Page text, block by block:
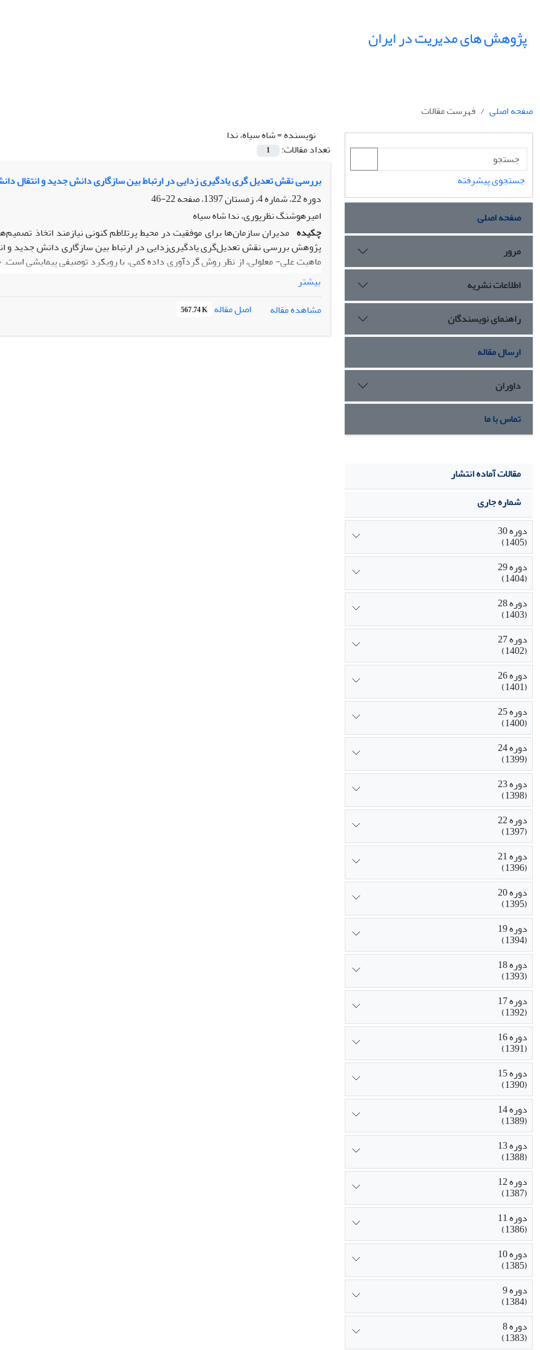
پژوهش های مدیریت در ایران
صفحه اصلی
فهرست مقالات
نویسنده =شاه سیاه، ندا
تعداد مقالات:
1
بررسی نقش تعدیل گری یادگیری زدایی در ارتباط بین سازگاری دانش جدید و انتقال
دوره 22، شماره 4، زمستان 1397، صفحه
22-46
امیرهوشنگ نظرپوری، ندا شاه سیاه
چکیده مدیران سازمان‌ها برای موفقیت در محیط پرتلاطم کنونی نیازمند اتخاذ
پژوهش بررسی نقش تعدیل‌گری یادگیری‌زدایی در ارتباط بین سازگاری دانش جدید و
ماهیت علی- معلولی، از نظر روش گرد‌آوری داده کمی، با رویکرد توصیفی پیمایشی
انتقال دانش و ابعاد آن (به جز بعد عدم پذیرش) تأثیر مثبت و معناداری دارد. همچنین
و انتقال دانش دارد.
بیشتر
مشاهده مقاله
اصل مقاله 567.74 K
جستجوی پیشرفته
صفحه اصلی
مرور
اطلاعات نشریه
راهنمای نویسندگان
ارسال مقاله
داوران
تماس با ما
مقالات آماده انتشار
شماره جاری
دوره 30
(1405)
دوره 29
(1404)
دوره 28
(1403)
دوره 27
(1402)
دوره 26
(1401)
دوره 25
(1400)
دوره 24
(1399)
دوره 23
(1398)
دوره 22
(1397)
دوره 21
(1396)
دوره 20
(1395)
دوره 19
(1394)
دوره 18
(1393)
دوره 17
(1392)
دوره 16
(1391)
دوره 15
(1390)
دوره 14
(1389)
دوره 13
(1388)
دوره 12
(1387)
دوره 11
(1386)
دوره 10
(1385)
دوره 9
(1384)
دوره 8
(1383)